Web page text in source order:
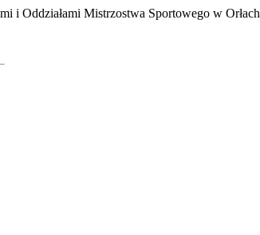
i Oddziałami Mistrzostwa Sportowego w Orłach